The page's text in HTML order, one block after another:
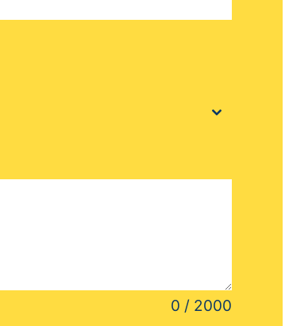
0 / 2000